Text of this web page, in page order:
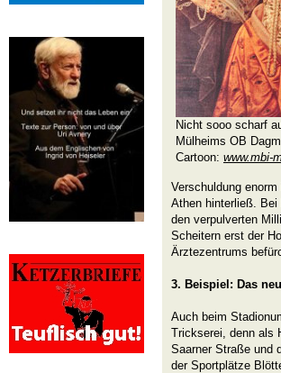
Nicht sooo scharf
Mülheims OB
Cartoon: www.mbi-
Verschuldung
Athen hinterließ. Bei
den verpulverten
Scheitern erst der
Ärztezentrums
3. Beispiel: Das
Auch beim
Trickserei, denn als
Saarner Straße und
der Sportplätze